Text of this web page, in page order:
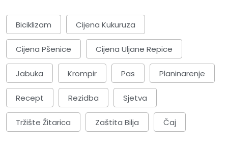
Biciklizam Cijena Kukuruza
Cijena Pšenice Cijena Uljane Repice
Jabuka Krompir Pas Planinarenje
Recept Rezidba Sjetva
Tržište Žitarica Zaštita Bilja Čaj